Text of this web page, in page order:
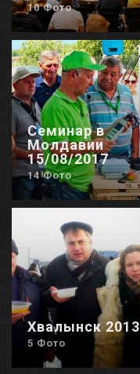
10 Фото
Семинар в
Молдавии
15/08/2017
14 Фото
Хвалынск 2013
5 Фото